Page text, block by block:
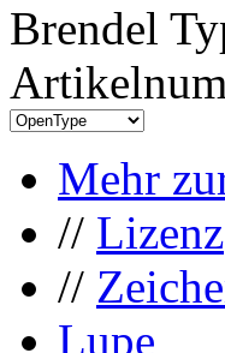
Brendel
Mehr
// Lizenz
//
Lupe